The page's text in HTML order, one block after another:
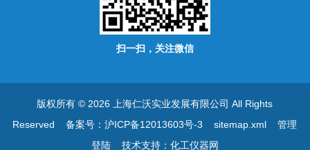
扫一扫，关注微信
版权所有 © 2026 上海仁沃实业发展有限公司 All Rights
Reserved备案号：沪ICP备12013603号-3 sitemap.xml
管理
登陆技术支持： 化工仪器网